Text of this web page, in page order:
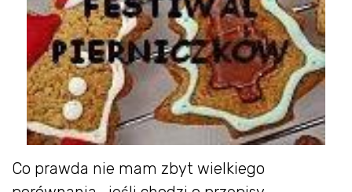
Co prawda nie mam zbyt wielkiego